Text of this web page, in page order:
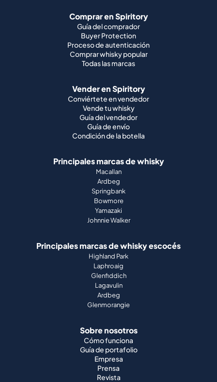
Comprar en Spiritory
Guía del comprador
Buyer Protection
Proceso de autenticación
Comprar whisky popular
Todas las marcas
Vender en Spiritory
Conviértete en vendedor
Vende tu whisky
Guía del vendedor
Guía de envío
Condición de la botella
Principales marcas de whisky
Macallan
Ardbeg
Springbank
Bowmore
Yamazaki
Johnnie Walker
Principales marcas de whisky escocés
Highland Park
Laphroaig
Glenfiddich
Lagavulin
Ardbeg
Glenmorangie
Sobre nosotros
Cómo funciona
Guía de portafolio
Empresa
Prensa
Revista